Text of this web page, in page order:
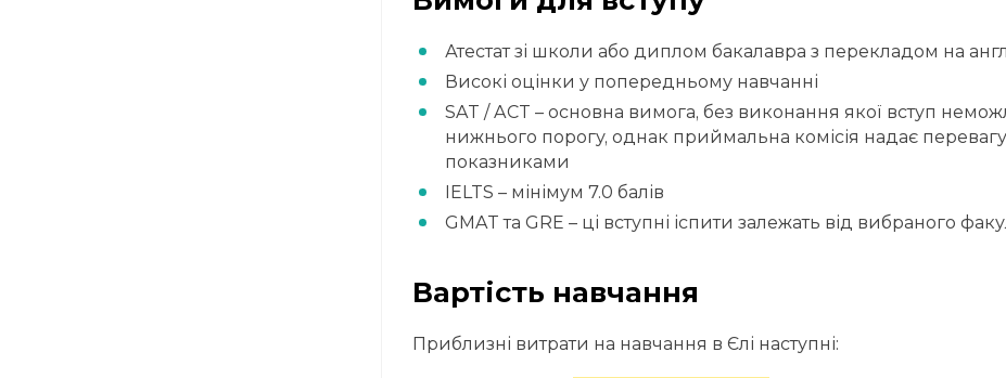
Атестат зі школи або диплом бакалавра з перекладом на
Високі оцінки у попередньому навчанні
SAT / ACT – основна вимога, без виконання якої вступ
нижнього порогу, однак приймальна комісія надає
показниками
IELTS – мінімум 7.0 балів
GMAT та GRE – ці вступні іспити залежать від вибраного
Вартість навчання
Приблизні витрати на навчання в Єлі наступні: